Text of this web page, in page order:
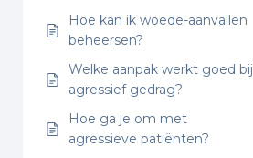
Hoe kan ik woede-aanvallen
beheersen?
Welke aanpak werkt goed bij
agressief gedrag?
Hoe ga je om met
agressieve patiënten?